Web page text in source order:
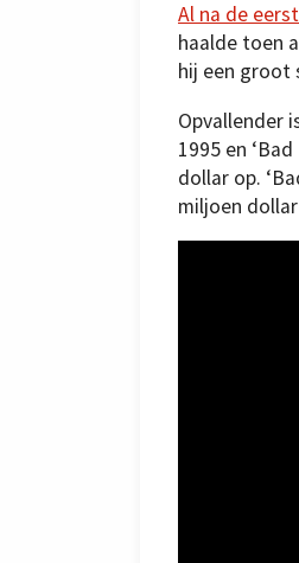
Al na de
haalde toen
hij een groot
Opvallender
1995 en
dollar op.
miljoen